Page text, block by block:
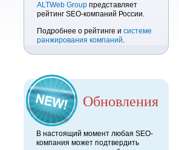
ALTWeb Group представляет
рейтинг SEO-компаний России.
Подробнее о рейтинге и системе
ранжирования компаний.
Обновления
В настоящий момент любая SEO-
компания может подтвердить